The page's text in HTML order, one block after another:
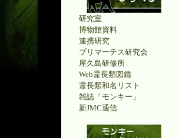
研究室
博物館資料
連携研究
プリマーテス研究会
屋久島研修所
Web霊長類図鑑
霊長類和名リスト
雑誌「モンキー」
新JMC通信